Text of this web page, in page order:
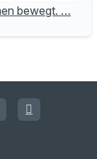
bewegt. …